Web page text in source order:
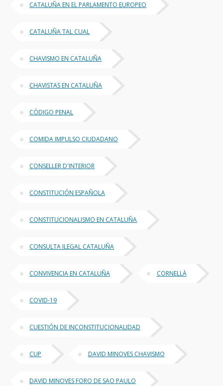
CATALUÑA EN EL PARLAMENTO EUROPEO
CATALUÑA TAL CUAL
CHAVISMO EN CATALUÑA
CHAVISTAS EN CATALUÑA
CÓDIGO PENAL
COMIDA IMPULSO CIUDADANO
CONSELLER D'INTERIOR
CONSTITUCIÓN ESPAÑOLA
CONSTITUCIONALISMO EN CATALUÑA
CONSULTA ILEGAL CATALUÑA
CONVIVENCIA EN CATALUÑA CORNELLÀ
COVID-19
CUESTIÓN DE INCONSTITUCIONALIDAD
CUP DAVID MINOVES CHAVISMO
DAVID MINOVES FORO DE SAO PAULO